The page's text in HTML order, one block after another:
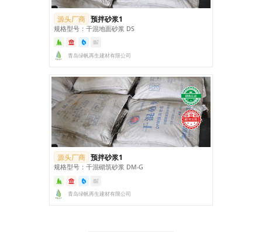
源头厂商 预拌砂浆1
规格型号：干混地面砂浆 DS
青岛绿帆再生建材有限公司
源头厂商 预拌砂浆1
规格型号：干混砌筑砂浆 DM‑G
青岛绿帆再生建材有限公司